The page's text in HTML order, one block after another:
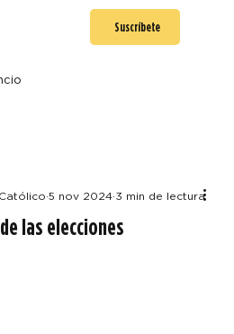
Suscríbete
las elecciones
5 nov 2024 3 min de lectura